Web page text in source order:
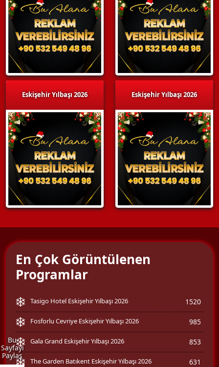
Eskişehir Yılbaşı 2026 Eskişehir Yılbaşı 2026
Bu
Sayfayı
Paylaş
En Çok Görüntülenen
Programlar
Tasigo Hotel Eskişehir Yılbaşı 2026 1520
Fosforlu Cevriye Eskişehir Yılbaşı 2026 985
Gala Grand Eskişehir Yılbaşı 2026 853
The Garden Batıkent Eskişehir Yılbaşı 2026 631